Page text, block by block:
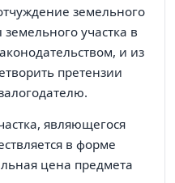
земельного
участка в
и из
претензии
являющегося
в форме
цена предмета